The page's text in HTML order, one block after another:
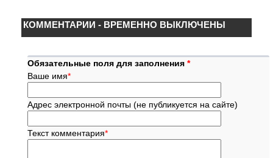
КОММЕНТАРИИ - ВРЕМЕННО ВЫКЛЮЧЕНЫ
Обязательные поля для заполнения *
Ваше имя*
Адрес электронной почты (не публикуется на сайте)
Текст комментария*